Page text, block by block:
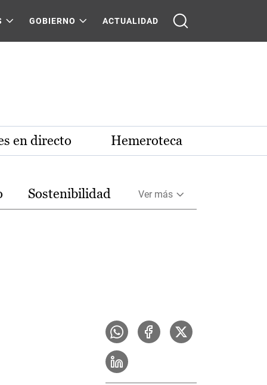
GOBIERNO ACTUALIDAD
en directo Hemeroteca
Sostenibilidad Ver más